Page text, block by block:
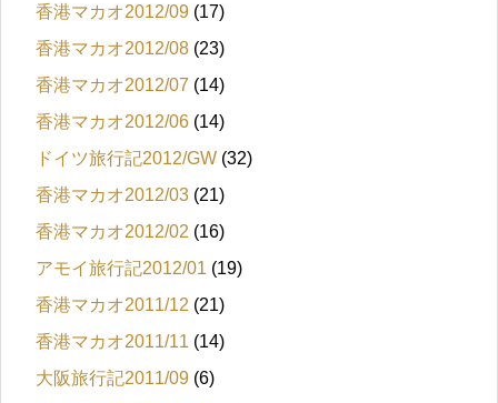
香港マカオ2012/09 (17)
香港マカオ2012/08 (23)
香港マカオ2012/07 (14)
香港マカオ2012/06 (14)
ドイツ旅行記2012/GW (32)
香港マカオ2012/03 (21)
香港マカオ2012/02 (16)
アモイ旅行記2012/01 (19)
香港マカオ2011/12 (21)
香港マカオ2011/11 (14)
大阪旅行記2011/09 (6)